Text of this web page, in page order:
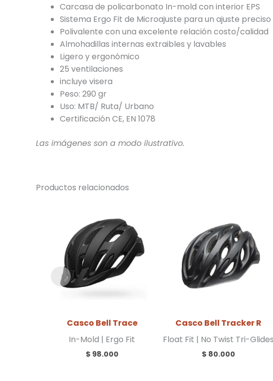
Carcasa de policarbonato In-mold con interior EPS
Sistema Ergo Fit de Microajuste para un ajuste preciso
Polivalente con una excelente relación costo/calidad
Almohadillas internas extraibles y lavables
Ligero y ergonómico
25 ventilaciones
incluye visera
Peso: 290 gr
Uso: MTB/ Ruta/ Urbano
Certificación CE, EN 1078
Las imágenes son a modo ilustrativo.
Productos relacionados
Casco Bell Trace
In-Mold | Ergo Fit
$ 98.000
Casco Bell Tracker R
Float Fit | No Twist Tri-Glides
$ 80.000